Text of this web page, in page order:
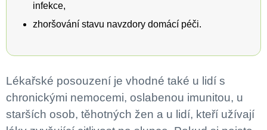
infekce,
zhoršování stavu navzdory domácí péči.
Lékařské posouzení je vhodné také u lidí s
chronickými nemocemi, oslabenou imunitou, u
starších osob, těhotných žen a u lidí, kteří užívají